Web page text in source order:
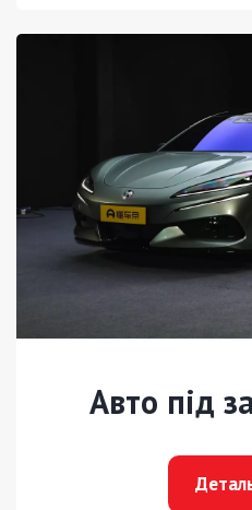
Авто під